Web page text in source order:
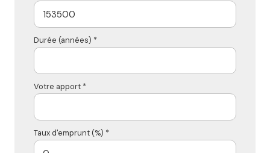
Durée (années) *
Votre apport *
Taux d'emprunt (%) *